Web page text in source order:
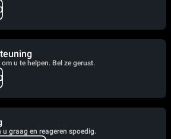
u te helpen. Bel ze gerust.
u graag en reageren spoedig.